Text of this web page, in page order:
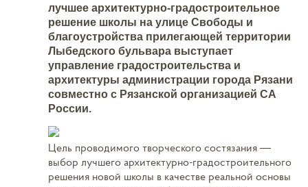
лучшее архитектурно-градостроительное
решение школы на улице Свободы и
благоустройства прилегающей территории
Лыбедского бульвара выступает
управление градостроительства и
архитектуры администрации города Рязани
совместно с Рязанской организацией СА
России.
Цель проводимого творческого состязания —
выбор лучшего архитектурно-градостроительного
решения новой школы в качестве реальной основы